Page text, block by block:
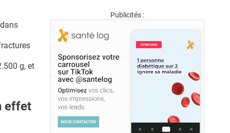
g, et
effet
Publicités :